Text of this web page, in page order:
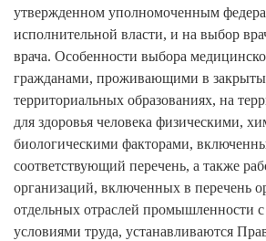
утвержденном уполномоченным
исполнительной власти, и на выбор
врача. Особенности выбора
гражданами, проживающими в
территориальных образованиях, на
для здоровья человека физическими,
биологическими факторами,
соответствующий перечень, а также
организаций, включенных в перечень
отдельных отраслей промышленности
условиями труда, устанавливаются